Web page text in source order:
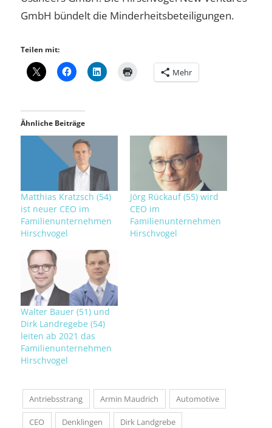
GmbH bündelt die Minderheitsbeteiligungen.
Teilen mit:
Mehr
Ähnliche Beiträge
Matthias Kratzsch (54)
ist neuer CEO im
Familienunternehmen
Hirschvogel
Jörg Rückauf (55) wird
CEO im
Familienunternehmen
Hirschvogel
Walter Bauer (51) und
Dirk Landregebe (54)
leiten ab 2021 das
Familienunternehmen
Hirschvogel
Antriebsstrang Armin Maudrich Automotive
CEO Denklingen Dirk Landgrebe